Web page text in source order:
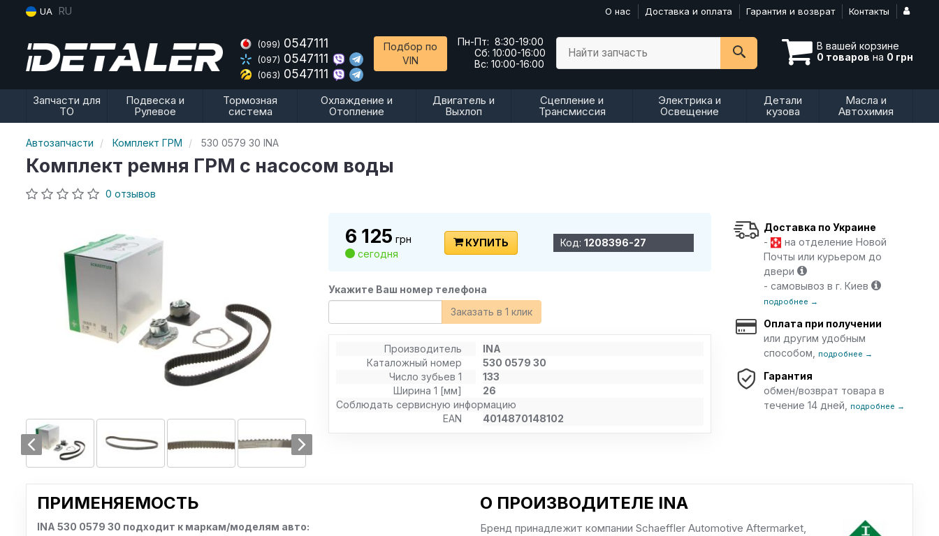
UA RU О нас Доставка и оплата Гарантия и возврат Контакты
(099) 0547111
(097) 0547111
(063) 0547111
Подбор по
VIN
Пн-Пт: 8:30-19:00
Сб: 10:00-16:00
Вс: 10:00-16:00
В вашей корзине
0 товаров на 0 грн
Найти запчасть
Запчасти для
ТО
Подвеска и
Рулевое
Тормозная
система
Охлаждение и
Отопление
Двигатель и
Выхлоп
Сцепление и
Трансмиссия
Электрика и
Освещение
Детали
кузова
Масла и
Автохимия
Автозапчасти Комплект ГРМ 530 0579 30 INA
Комплект ремня ГРМ с насосом воды
0 отзывов
6 125 грн
сегодня
КУПИТЬ Код:1208396-27
Укажите Ваш номер телефона
Заказать в 1 клик
Производитель
INA
Каталожный номер
530 0579 30
Число зубьев 1
133
Ширина 1 [мм]
26
Соблюдать сервисную информацию
EAN
4014870148102
Доставка по Украине
-
на отделение Новой
Почты или курьером до
двери
- самовывоз в г. Киев
подробнее →
Оплата при получении
или другим удобным
способом,
подробнее →
Гарантия
обмен/возврат товара в
течение 14 дней,
подробнее →
ПРИМЕНЯЕМОСТЬ
INA 530 0579 30 подходит к маркам/моделям авто:
О ПРОИЗВОДИТЕЛЕ INA
Бренд принадлежит компании Schaeffler Automotive Aftermarket,